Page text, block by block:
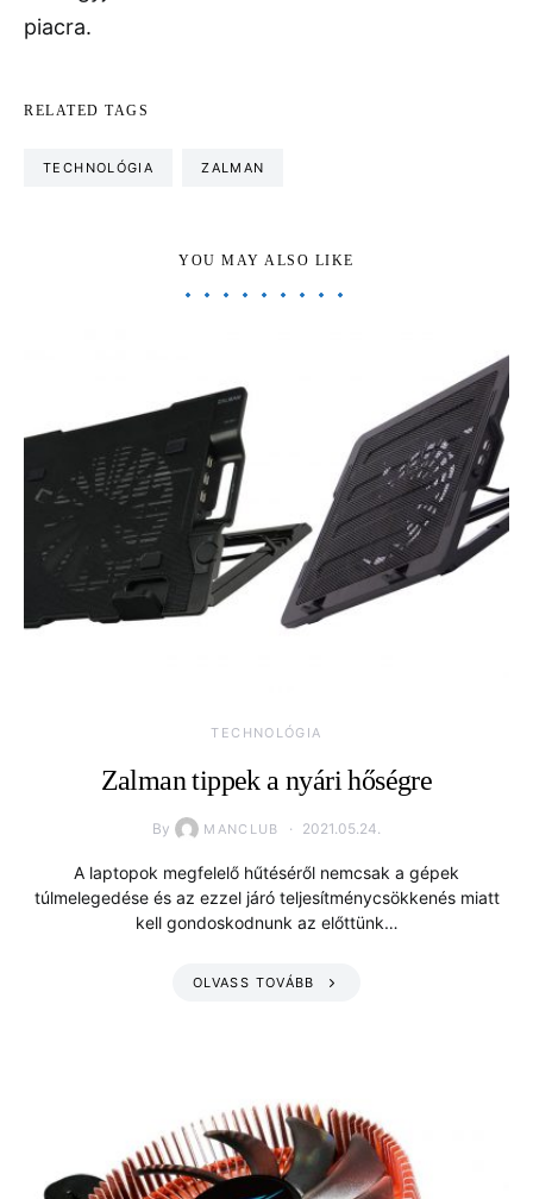
piacra.
RELATED TAGS
TECHNOLÓGIA ZALMAN
YOU MAY ALSO LIKE
TECHNOLÓGIA
Zalman tippek a nyári hőségre
By MANCLUB 2021.05.24.
A laptopok megfelelő hűtéséről nemcsak a gépek
túlmelegedése és az ezzel járó teljesítménycsökkenés miatt
kell gondoskodnunk az előttünk…
OLVASS TOVÁBB